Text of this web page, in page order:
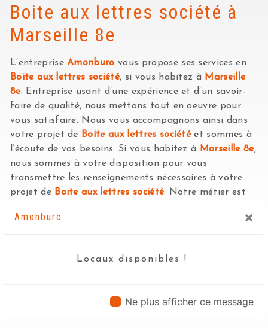
Amonburo ×
Locaux disponibles !
Ne plus afficher ce message
Boite aux lettres société à
Marseille 8e
L’entrepriseAmonburo vous propose ses services en
Boite aux lettres société, si vous habitez à Marseille
8e. Entreprise usant d’une expérience et d’un savoir-
faire de qualité, nous mettons tout en oeuvre pour
vous satisfaire. Nous vous accompagnons ainsi dans
votre projet de Boite aux lettres sociétéet sommes à
l’écoute de vos besoins. Si vous habitez à Marseille 8e,
nous sommes à votre disposition pour vous
transmettre les renseignements nécessaires à votre
projet de Boite aux lettres société. Notre métier est
renforce encore plus notre désir de réussir. Toute notre